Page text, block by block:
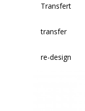
Transfert
transfer
re-design